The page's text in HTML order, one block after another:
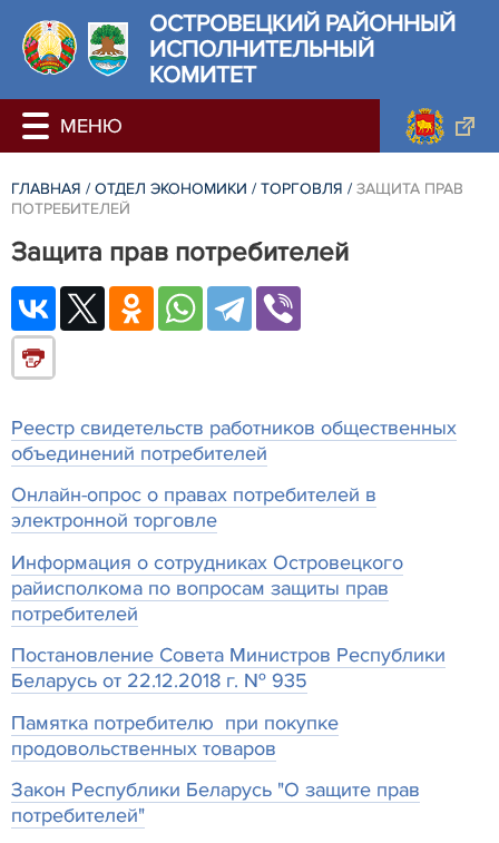
ОСТРОВЕЦКИЙ РАЙОННЫЙ
ИСПОЛНИТЕЛЬНЫЙ
КОМИТЕТ
ГЛАВНАЯ / ОТДЕЛ ЭКОНОМИКИ / ТОРГОВЛЯ / ЗАЩИТА ПРАВ
ПОТРЕБИТЕЛЕЙ
Защита прав потребителей
Реестр свидетельств работников общественных
объединений потребителей
Онлайн-опрос о правах потребителей в
электронной торговле
Информация о сотрудниках Островецкого
райисполкома по вопросам защиты прав
потребителей
Постановление Совета Министров Республики
Беларусь от 22.12.2018 г. № 935
Памятка потребителю при покупке
продовольственных товаров
Закон Республики Беларусь "О защите прав
потребителей"